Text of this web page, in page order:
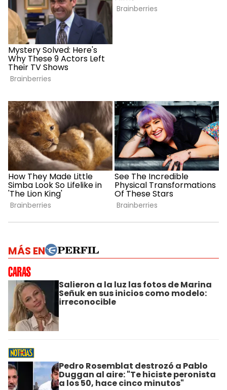
MÁS EN
Salieron a la luz las fotos de Marina
Señuk en sus inicios como modelo:
irreconocible
Pedro Rosemblat destrozó a Pablo
Duggan al aire: "Te hiciste peronista
a los 50, hace cinco minutos"